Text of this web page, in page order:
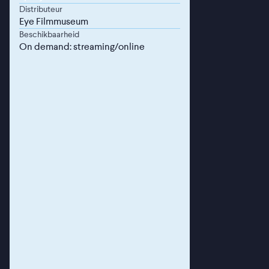
Distributeur
Eye Filmmuseum
Beschikbaarheid
On demand: streaming/online